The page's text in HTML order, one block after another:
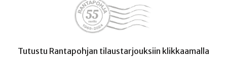
Tutustu Rantapohjan tilaustarjouksiin klikkaamalla